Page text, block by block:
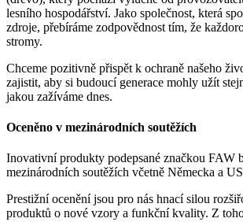
lesního hospodářství. Jako společnost, která
zdroje, přebíráme zodpovědnost tím, že
stromy.
Chceme pozitivně přispět k ochraně našeho
zajistit, aby si budoucí generace mohly užít
jakou zažíváme dnes.
Oceněno v mezinárodních soutěžích
Inovativní produkty podepsané značkou FAW
mezinárodních soutěžích včetně Německa a
Prestižní ocenění jsou pro nás hnací silou
produktů o nové vzory a funkční kvality. Z